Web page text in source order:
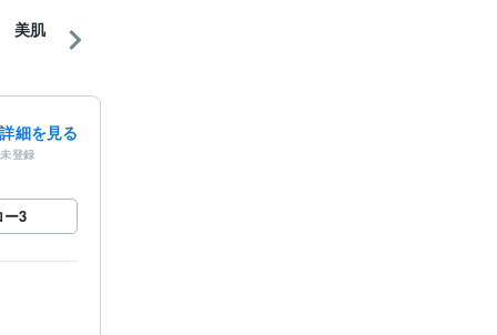
細を見る
未登録
ー3